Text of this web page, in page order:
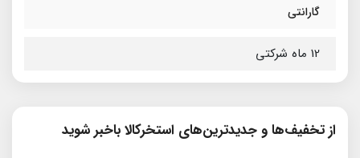
گارانتی
12 ماه شرکتی
از تخفیف‌ها و جدیدترین‌های استخرکالا باخبر شوید